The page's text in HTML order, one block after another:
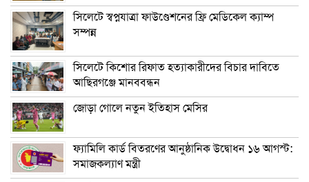
সিলেটে স্বপ্নযাত্রা ফাউণ্ডেশনের ফ্রি মেডিকেল ক্যাম্প
সম্পন্ন
সিলেটে কিশোর রিফাত হত্যাকারীদের বিচার দাবিতে
আছিরগঞ্জে মানববন্ধন
জোড়া গোলে নতুন ইতিহাস মেসির
ফ্যামিলি কার্ড বিতরণের আনুষ্ঠানিক উদ্বোধন ১৬ আগস্ট:
সমাজকল্যাণ মন্ত্রী